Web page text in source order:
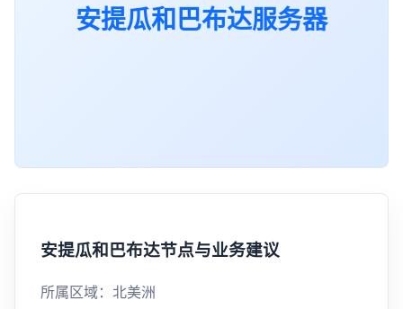
安提瓜和巴布达服务器
安提瓜和巴布达节点与业务建议
所属区域：北美洲